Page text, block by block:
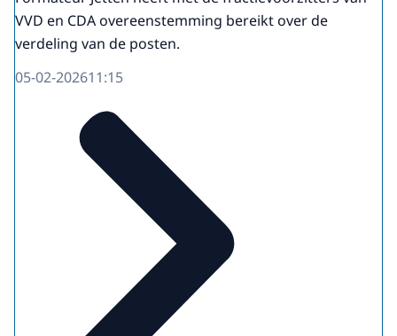
VVD en CDA overeenstemming bereikt over de
verdeling van de posten.
05-02-202611:15